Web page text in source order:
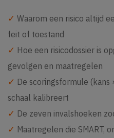
✓ Waarom een risico altijd
feit of toestand
✓ Hoe een risicodossier is
gevolgen en maatregelen
✓ De scoringsformule
schaal kalibreert
✓ De zeven invalshoeken
✓ Maatregelen die SMART,